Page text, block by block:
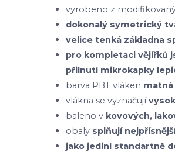
vyrobeno z
dokonalý symetrický
velice tenká základna
pro kompletaci vějířků
přilnutí mikrokapky
barva PBT vláken
vlákna se vyznačují
baleno v kovových,
obaly splňují
jako jediní standartně